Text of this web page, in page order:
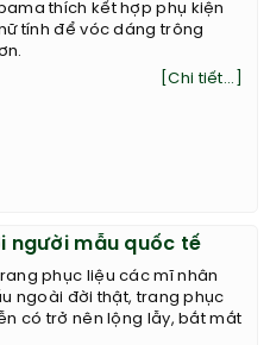
thích kết hợp phụ kiện
tính để vóc dáng trông
[Chi tiết...]
người mẫu quốc tế
phục liệu các mĩ nhân
ngoài đời thật, trang phục
có trở nên lộng lẫy, bắt mắt